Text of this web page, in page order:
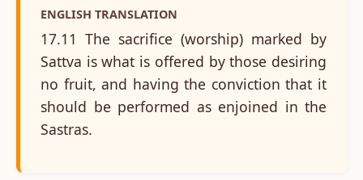
ENGLISH TRANSLATION
17.11 The sacrifice (worship) marked by
Sattva is what is offered by those desiring
no fruit, and having the conviction that it
should be performed as enjoined in the
Sastras.